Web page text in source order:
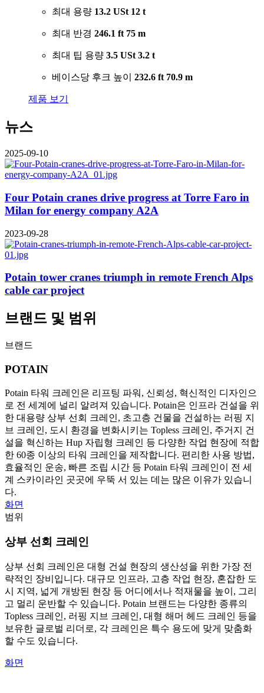
최대 용량 13.2 USt 12 t
최대 반경 246.1 ft 75 m
최대 팁 용량 3.5 USt 3.2 t
베이스당 후크 높이 232.6 ft 70.9 m
제품 보기
뉴스
2025-09-10
Four Potain cranes drive progress at Torre Faro in
Milan for energy company A2A
2023-09-28
Potain tower cranes triumph in remote French Alps
cable car project
브랜드 및 범위
브랜드
POTAIN
Potain 타워 크레인은 리프팅 파워, 신뢰성, 혁신적인 디자인으
로 전 세계에 널리 알려져 있습니다. Potain은 인프라 건설을 위
한 대용량 상부 선회 크레인, 초고층 건물을 건설하는 러핑 지
브 크레인, 도시 환경을 변화시키는 Topless 크레인, 주거지 건
설을 혁신하는 Hup 자립형 크레인 등 다양한 작업 현장에 적합
한 60종 이상의 타워 크레인을 제작합니다. 편리한 사용 방법,
효율적인 운송, 빠른 조립 시간 등 Potain 타워 크레인이 전 세
계 스카이라인 곳곳에 우뚝 서 있는 데는 많은 이유가 있습니
다.
화면
범위
상부 선회 크레인
상부 선회 크레인은 대형 건설 현장의 생산성을 위한 가장 전
략적인 장비입니다. 대규모 인프라, 고층 작업 현장, 혼잡한 도
시 지역, 넓게 개방된 현장 등 어디에서나 적재물을 높이, 그리
고 멀리 운반할 수 있습니다. Potain 브랜드는 다양한 종류의
Topless 크레인, 러핑 지브 크레인, 대형 해머 헤드 크레인 등을
보유한 글로벌 리더로, 각 크레인은 특수 용도에 맞게 맞춤화
할 수도 있습니다.
화면